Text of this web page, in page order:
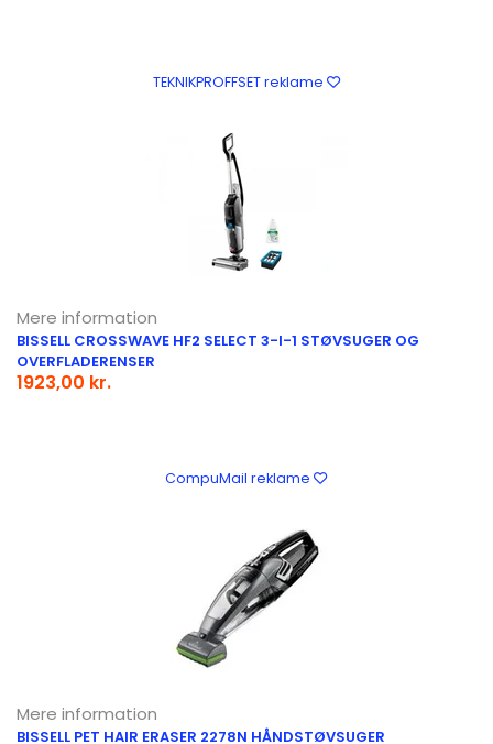
TEKNIKPROFFSET reklame
Mere information
BISSELL CROSSWAVE HF2 SELECT 3-I-1 STØVSUGER OG
OVERFLADERENSER
1923,00 kr.
CompuMail reklame
Mere information
BISSELL PET HAIR ERASER 2278N HÅNDSTØVSUGER